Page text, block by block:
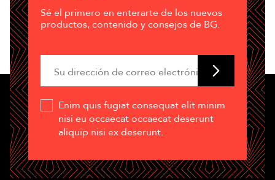
Sé el primero en enterarte de los nuevos
productos, contenido y consejos de BG.
Enim quis fugiat consequat elit minim
nisi eu occaecat occaecat deserunt
aliquip nisi ex deserunt.